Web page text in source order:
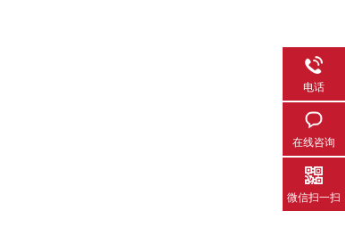
电话
在线咨询
微信扫一扫